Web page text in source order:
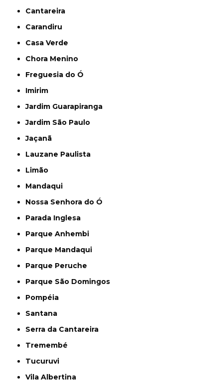
Cantareira
Carandiru
Casa Verde
Chora Menino
Freguesia do Ó
Imirim
Jardim Guarapiranga
Jardim São Paulo
Jaçanã
Lauzane Paulista
Limão
Mandaqui
Nossa Senhora do Ó
Parada Inglesa
Parque Anhembi
Parque Mandaqui
Parque Peruche
Parque São Domingos
Pompéia
Santana
Serra da Cantareira
Tremembé
Tucuruvi
Vila Albertina